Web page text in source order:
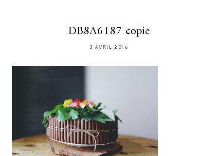
DB8A6187 copie
3 AVRIL 2016